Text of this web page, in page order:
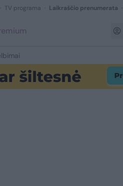
TV programa Laikraščio prenumerata